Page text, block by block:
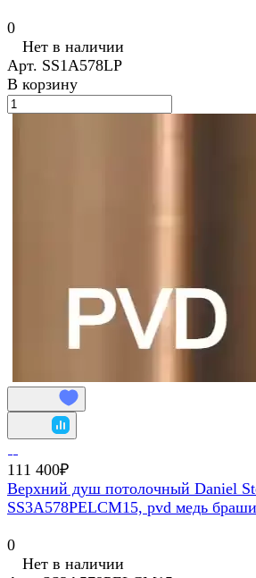
0
Нет в наличии
Арт. SS1A578LP
В корзину
111 400₽
Верхний душ потолочный Daniel
SS3A578PELCM15, pvd медь
0
Нет в наличии